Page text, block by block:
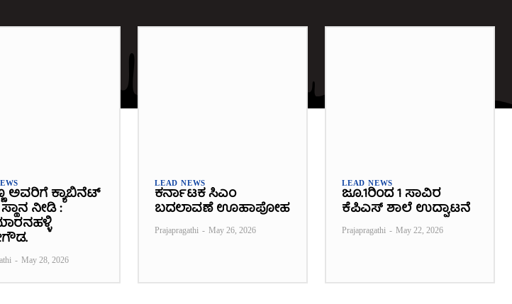
ಅವರಿಗೆ ಕ್ಯಾಬಿನೆಟ್
ನೀಡಿ :
- May 28, 2026
LEAD NEWS
ಕರ್ನಾಟಕ ಸಿಎಂ
ಬದಲಾವಣೆ ಊಹಾಪೋಹ
Prajapragathi - May 26, 2026
LEAD NEWS
ಜೂ.1ರಿಂದ 1 ಸಾವಿರ
ಕೆಪಿಎಸ್ ಶಾಲೆ ಉದ್ಘಾಟನೆ
Prajapragathi - May 22, 2026